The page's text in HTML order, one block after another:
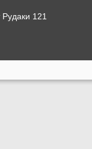
121